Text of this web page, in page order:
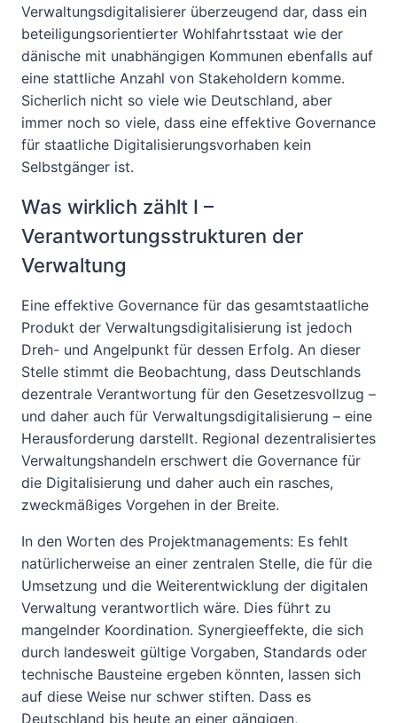
Verwaltungsdigitalisierer überzeugend dar, dass ein
beteiligungsorientierter Wohlfahrtsstaat wie der
dänische mit unabhängigen Kommunen ebenfalls auf
eine stattliche Anzahl von Stakeholdern komme.
Sicherlich nicht so viele wie Deutschland, aber
immer noch so viele, dass eine effektive Governance
für staatliche Digitalisierungsvorhaben kein
Selbstgänger ist.
Was wirklich zählt I –
Verantwortungsstrukturen der
Verwaltung
Eine effektive Governance für das gesamtstaatliche
Produkt der Verwaltungsdigitalisierung ist jedoch
Dreh- und Angelpunkt für dessen Erfolg. An dieser
Stelle stimmt die Beobachtung, dass Deutschlands
dezentrale Verantwortung für den Gesetzesvollzug –
und daher auch für Verwaltungsdigitalisierung – eine
Herausforderung darstellt. Regional dezentralisiertes
Verwaltungshandeln erschwert die Governance für
die Digitalisierung und daher auch ein rasches,
zweckmäßiges Vorgehen in der Breite.
In den Worten des Projektmanagements: Es fehlt
natürlicherweise an einer zentralen Stelle, die für die
Umsetzung und die Weiterentwicklung der digitalen
Verwaltung verantwortlich wäre. Dies führt zu
mangelnder Koordination. Synergieeffekte, die sich
durch landesweit gültige Vorgaben, Standards oder
technische Bausteine ergeben könnten, lassen sich
auf diese Weise nur schwer stiften. Dass es
Deutschland bis heute an einer gängigen,